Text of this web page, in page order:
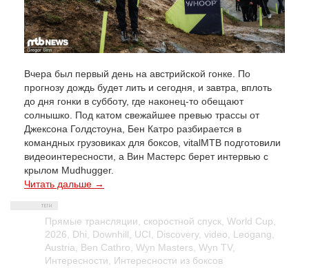
Вчера был первый день на австрийской гонке. По
прогнозу дождь будет лить и сегодня, и завтра, вплоть
до дня гонки в субботу, где наконец-то обещают
солнышко. Под катом свежайшее превью трассы от
Джексона Голдстоуна, Бен Катро разбирается в
командных грузовиках для боксов, vitalMTB подготовили
видеоинтересности, а Вин Мастерс берет интервью с
крылом Mudhugger.
Читать дальше →
Прямые трансляции скоростной спуск World Cup
2026
Dhi Downhill UCI Discovery, video Leogang
Austria
Ben Cathro Wyn Masters Wyn TV,
Интересности
Интересности из боксов